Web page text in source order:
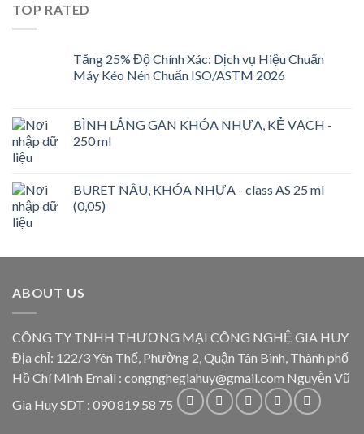
TOP RATED
Tăng 25% Độ Chính Xác: Dịch vụ Hiệu Chuẩn
Máy Kéo Nén Chuẩn ISO/ASTM 2026
BÌNH LẮNG GẠN KHÓA NHỰA, KẺ VẠCH -
250 ml
BURET NÂU, KHÓA NHỰA - class AS 25 ml
(0,05)
ABOUT US
CÔNG TY TNHH THƯƠNG MẠI CÔNG NGHỆ GIA HUY
Địa chỉ: 122/3 Yên Thế, Phường 2, Quận Tân Bình, Thành phố
Hồ Chí Minh Email : congnghegiahuy@gmail.com Nguyễn Vũ
Gia Huy SDT : 090 819 58 75